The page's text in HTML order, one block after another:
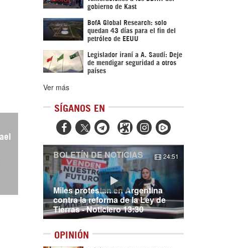
gobierno de Kast
BofA Global Research: solo
quedan 43 días para el fin del
petróleo de EEUU
Legislador iraní a A. Saudí: Deje
de mendigar seguridad a otros
países
Ver más
SÍGANOS EN
  
Miles protestan en Argentina
contra la reforma de la Ley de
Tierras - Noticiero 13:30
BOLETÍN DE NOTICIAS 24:51
OPINIÓN